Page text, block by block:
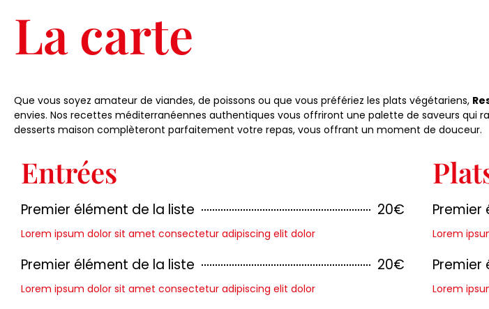
La carte
Que vous soyez amateur de viandes, de poissons ou que vous préfériez les plats végétariens,
envies. Nos recettes méditerranéennes authentiques vous offriront une palette de saveurs qui
desserts maison complèteront parfaitement votre repas, vous offrant un moment de douceur.
Entrées
Premier élément de la liste 20€
Lorem ipsum dolor sit amet consectetur adipiscing elit dolor
Premier élément de la liste 20€
Lorem ipsum dolor sit amet consectetur adipiscing elit dolor
Premier
Lorem
Premier
Lorem